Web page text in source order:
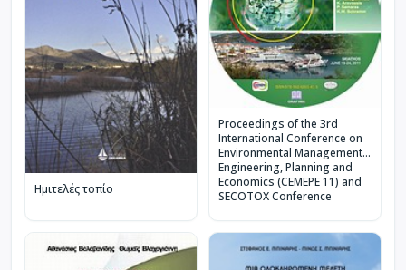
Ημιτελές τοπίο
Proceedings of the 3rd
International Conference on
Environmental Management,
Engineering, Planning and
Economics (CEMEPE 11) and
SECOTOX Conference